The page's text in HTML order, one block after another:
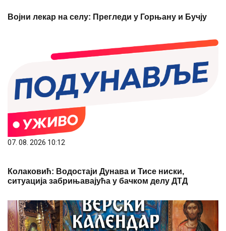
Војни лекар на селу: Прегледи у Горњану и Бучју
07. 08. 2026 10:12
Колаковић: Водостаји Дунава и Тисе ниски,
ситуација забрињавајућа у бачком делу ДТД